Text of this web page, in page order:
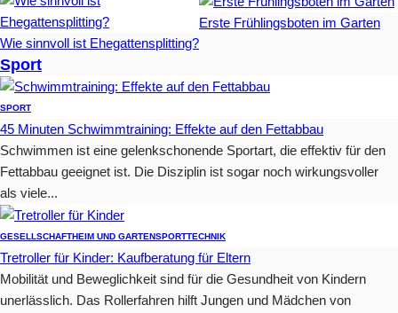
Wie sinnvoll ist Ehegattensplitting?
Erste Frühlingsboten im Garten
Sport
SPORT
45 Minuten Schwimmtraining: Effekte auf den Fettabbau
Schwimmen ist eine gelenkschonende Sportart, die effektiv für den
Fettabbau geeignet ist. Die Disziplin ist sogar noch wirkungsvoller
als viele...
GESELLSCHAFTHEIM UND GARTENSPORTTECHNIK
Tretroller für Kinder: Kaufberatung für Eltern
Mobilität und Beweglichkeit sind für die Gesundheit von Kindern
unerlässlich. Das Rollerfahren hilft Jungen und Mädchen von